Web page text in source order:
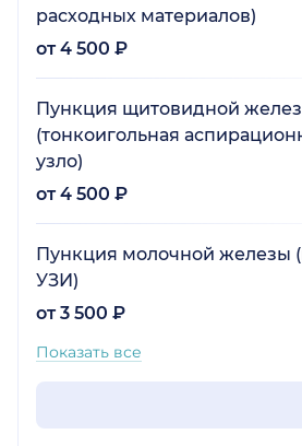
расходных материалов)
от 4 500 ₽
Пункция щитовидной
(тонкоигольная
узло)
от 4 500 ₽
Пункция молочной железы
УЗИ)
от 3 500 ₽
Показать все